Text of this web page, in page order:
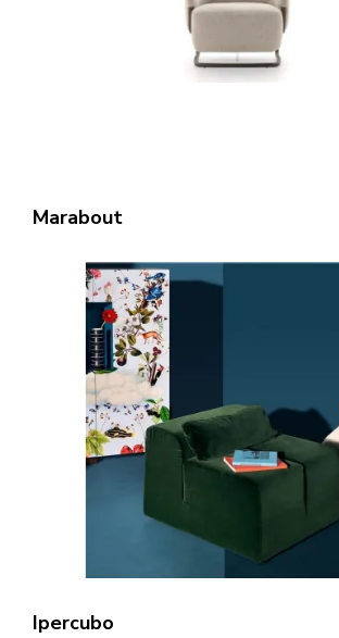
Marabout
Ipercubo